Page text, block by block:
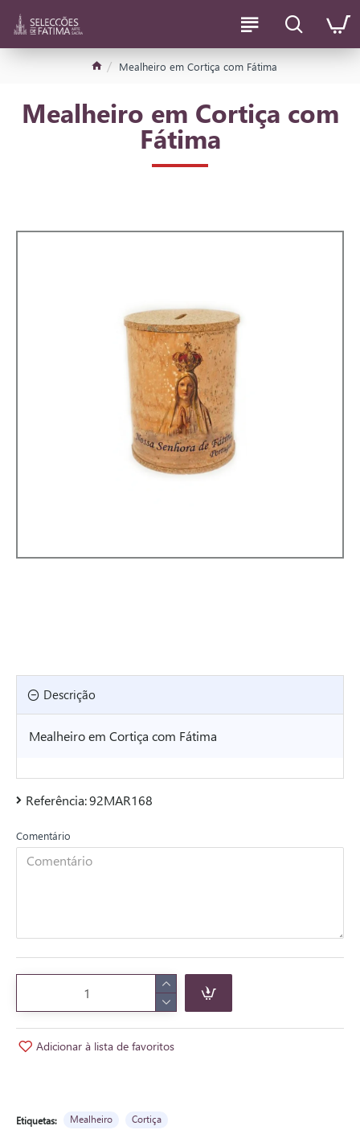
Mealheiro em Cortiça com Fátima
Mealheiro em Cortiça com
Fátima
Descrição
Mealheiro em Cortiça com Fátima
Referência:92MAR168
Comentário
Adicionar à lista de favoritos
Etiquetas: Mealheiro Cortiça